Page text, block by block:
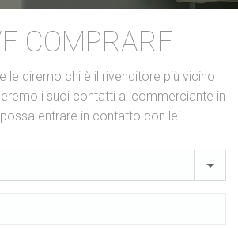
COMPRARE
le diremo chi è il rivenditore più vicino
i suoi contatti al commerciante in
entrare in contatto con lei.